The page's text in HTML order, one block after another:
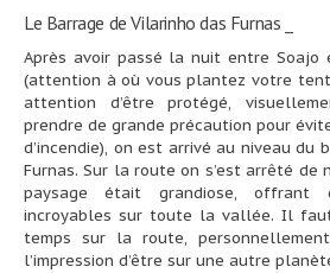
Le Barrage de Vilarinho das Furnas _
Après avoir passé la nuit entre Soajo
(attention à où vous plantez votre
attention d’être protégé,
prendre de grande précaution pour
d’incendie), on est arrivé au niveau du
Furnas. Sur la route on s’est arrêté de
paysage était grandiose,
incroyables sur toute la vallée. Il
temps sur la route,
l’impression d’être sur une autre